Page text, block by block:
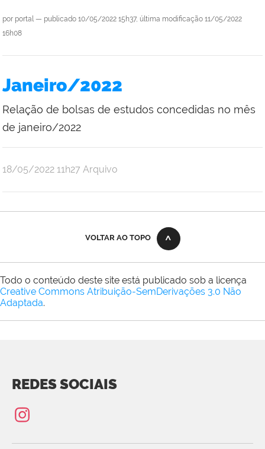
por portal— publicado 10/05/2022 15h37, última modificação 11/05/2022
16h08
Janeiro/2022
Relação de bolsas de estudos concedidas no mês
de janeiro/2022
por
publicado
18/05/2022 11h27 Arquivo
VOLTAR AO TOPO
Todo o conteúdo deste site está publicado sob a licença
Creative Commons Atribuição-SemDerivações 3.0 Não
Adaptada.
REDES SOCIAIS